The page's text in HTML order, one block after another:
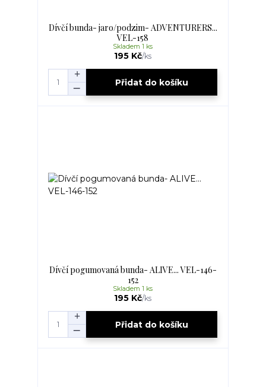
Dívčí bunda- jaro/podzim- ADVENTURERS...
VEL-158
195 Kč/ks
Skladem 1 ks
Přidat do košíku
Dívčí pogumovaná bunda- ALIVE... VEL-146-
152
195 Kč/ks
Skladem 1 ks
Přidat do košíku